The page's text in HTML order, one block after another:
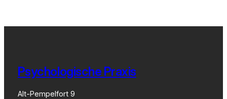
Psychologische Praxis
Alt-Pempelfort 9